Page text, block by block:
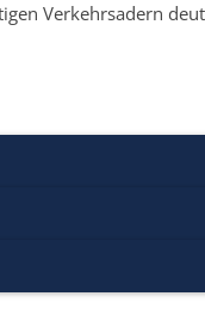
Verkehrsadern